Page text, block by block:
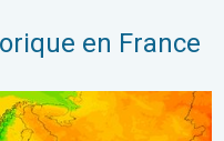
en France
France. Jusqu'à 42